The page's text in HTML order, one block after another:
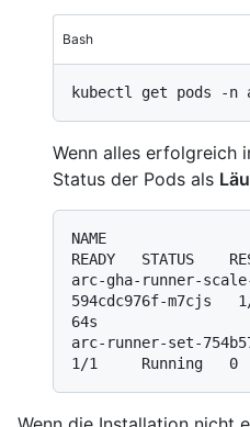
Bash
Wenn alles erfolgreich
Status der Pods als
NAME
READY   STATUS
arc-gha-runner-
594cdc976f-m7cjs
64s
arc-runner-set-